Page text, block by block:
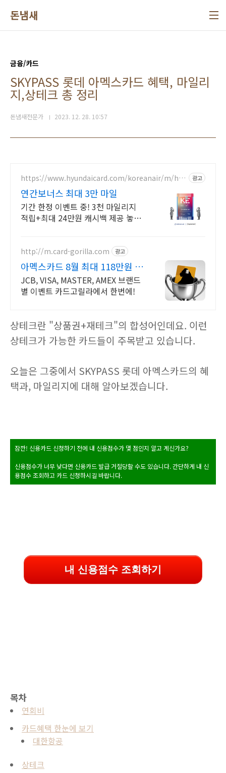
돈냄새
금융/카드
SKYPASS 롯데 아멕스카드 혜택, 마일리
지,상테크 총 정리
돈냄새전문가 2023. 12. 28. 10:57
https://www.hyundaicard.com/koreanair/m/ht
광고
연간보너스 최대 3만 마일
기간 한정 이벤트 중! 3천 마일리지
적립+최대 24만원 캐시백 제공 놓치
http://m.card-gorilla.com 광고
아멕스카드 8월 최대 118만원 혜
택
JCB, VISA, MASTER, AMEX 브랜드
별 이벤트 카드고릴라에서 한번에!
상테크란 "상품권+재테크"의 합성어인데요. 이런
상테크가 가능한 카드들이 주목받고 있습니다.
오늘은 그중에서 SKYPASS 롯데 아멕스카드의 혜
택과, 마일리지에 대해 알아보겠습니다.
잠깐! 신용카드 신청하기 전에 내 신용점수가 몇 점인지 알고 계신가요?
신용점수가 너무 낮다면 신용카드 발급 거절당할 수도 있습니다. 간단하게 내 신
용점수 조회하고 카드 신청하시길 바랍니다.
내 신용점수 조회하기
목차
연회비
카드혜택 한눈에 보기
대한항공
상테크